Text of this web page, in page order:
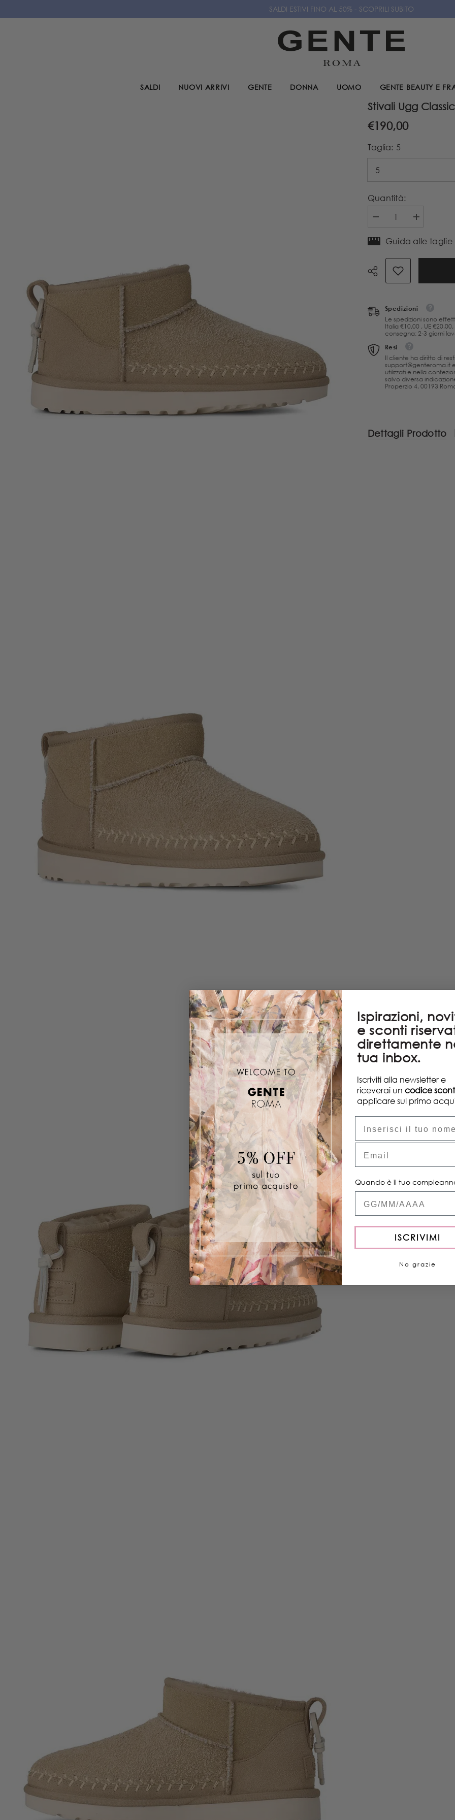
SALDI ESTIVI FINO AL 50% - SCOPRILI SUBITO
SALDI NUOVI ARRIVI GENTE DONNA UOMO GENTE BEAUTY E
Stivali Ugg
€190,00
Taglia: 5
Quantità:
Diminuire
quantità
per
Ugg
Classic
Ultra
beige
Aumenta
quantità
per
Ultra
beige
Guida alle taglie
Condividere
Spedizioni
Le spedizioni sono
Italia €10,00 , UE
consegna: 2-3 giorni
Resi
Il cliente ha diritto di
support@genteroma.it
utilizzati e nella
salvo diversa
Properzio 4, 00193
Dettagli Prodotto
Ispirazioni,
e sconti
direttamente
tua inbox.
Iscriviti alla newsletter e
riceverai un codice
applicare sul primo
Quando è il tuo
ISCRIVIMI
No grazie